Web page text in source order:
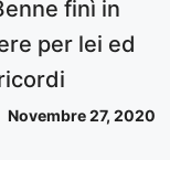
finì in
per lei ed
Novembre 27, 2020